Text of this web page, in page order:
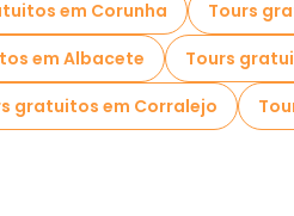
em Corunha
Tours
em Albacete
Tours
gratuitos em Corralejo